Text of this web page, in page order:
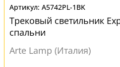
A5742PL-1BK
Трековый светильник
спальни
Arte Lamp (Италия)